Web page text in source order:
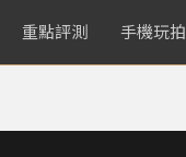
重點評測 手機玩拍